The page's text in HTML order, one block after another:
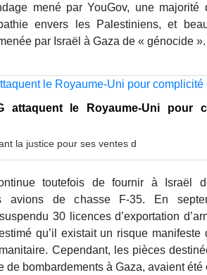
mené par YouGov, une majorité
envers les Palestiniens, et
par Israël à Gaza de « génocide ».
attaquent le Royaume-Uni pour
la justice pour ses ventes d
toutefois de fournir à Israël
avions de chasse F-35. En
30 licences d’exportation
qu’il existait un risque manifeste
Cependant, les pièces
bombardements à Gaza, avaient été